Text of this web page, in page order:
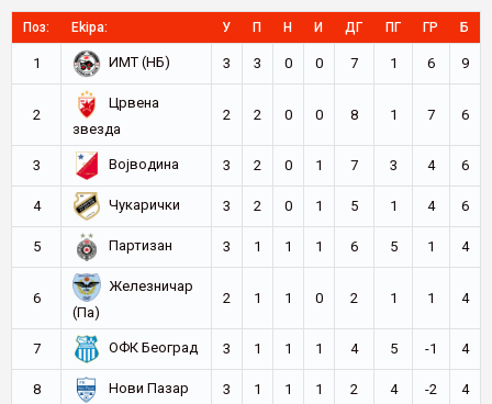
Поз: Ekipa: У П Н И ДГ ПГ ГР Б
1 ИМТ (НБ) 3 3 0 0 7 1 6 9
2
Црвена
звезда
2 2 0 0 8 1 7 6
3 Војводина 3 2 0 1 7 3 4 6
4 Чукарички 3 2 0 1 5 1 4 6
5 Партизан 3 1 1 1 6 5 1 4
6
Железничар
(Па)
2 1 1 0 2 1 1 4
7 ОФК Београд 3 1 1 1 4 5 -1 4
8 Нови Пазар 3 1 1 1 2 4 -2 4